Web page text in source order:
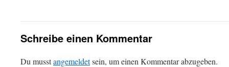
Schreibe einen Kommentar
Du musstangemeldetsein, um einen Kommentar abzugeben.